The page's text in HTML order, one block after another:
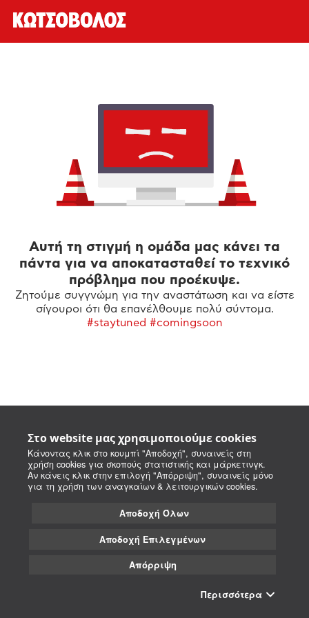
Στο website μας χρησιμοποιούμε cookies
Κάνοντας κλικ στο κουμπί "Αποδοχή", συναινείς στη
χρήση cookies για σκοπούς στατιστικής και μάρκετινγκ.
Αν κάνεις κλικ στην επιλογή "Απόρριψη", συναινείς μόνο
για τη χρήση των αναγκαίων & λειτουργικών cookies.
Αποδοχή Όλων
Αποδοχή Επιλεγμένων
Απόρριψη
Περισσότερα
Αυτή τη στιγμή η ομάδα μας κάνει τα
πάντα για να αποκατασταθεί το τεχνικό
πρόβλημα που προέκυψε.
Ζητούμε συγγνώμη για την αναστάτωση και να είστε
σίγουροι ότι θα επανέλθουμε πολύ σύντομα.
#staytuned #comingsoon